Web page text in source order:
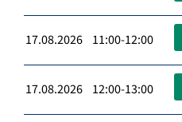
17.08.2026 11:00-12:00
17.08.2026 12:00-13:00